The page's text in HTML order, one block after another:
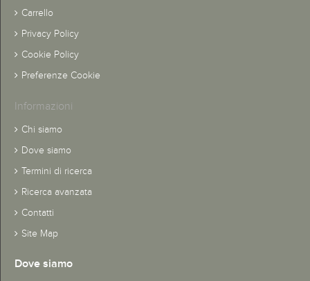
Carrello
Privacy Policy
Cookie Policy
Preferenze Cookie
Informazioni
Chi siamo
Dove siamo
Termini di ricerca
Ricerca avanzata
Contatti
Site Map
Dove siamo